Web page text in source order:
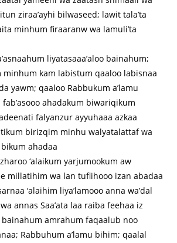
ziraa’ayhi bilwaseed; lawit tala’ta
minhum firaaranw wa lamuli’ta
liyatasaaa’aloo bainahum;
minhum kam labistum qaaloo labisnaa
yawm; qaaloo Rabbukum a’lamu
ahadakum biwariqikum
falyanzur ayyuhaaa azkaa
birizqim minhu walyatalattaf wa
ahadaa
‘alaikum yarjumookum aw
millatihim wa lan tuflihooo izan abadaa
‘alaihim liya’lamooo anna wa’dal
annas Saa’ata laa raiba feehaa iz
bainahum amrahum faqaalub noo
Rabbuhum a’lamu bihim; qaalal